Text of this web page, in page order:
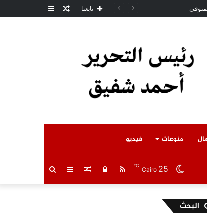
عمودمقال تابعنا
منوعات فيديو
بحث عمود مقالتسجيل RSS Cairo 25
℃
البحث